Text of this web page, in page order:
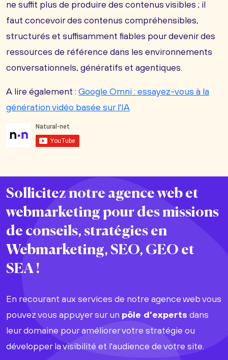
ne suffit plus de produire des contenus visibles ; il
faut concevoir des contenus compréhensibles,
structurés et suffisamment fiables pour devenir des
ressources de référence dans les environnements
conversationnels, génératifs et agentiques.
A lire également : Google Omni : essayez-vous à la
génération vidéo basée sur l'IA
Sollicitez notre agence web et
webmarketing pour des missions
de conseils, stratégies en
Webmarketing, SEO, GEO et
SEA !
En recourant aux services de notre agence web vous
pouvez vous appuyer sur un pôle d'experts dans
leur domaine pour améliorer votre stratégie ou
développer la visibilité et l'audience de votre site.